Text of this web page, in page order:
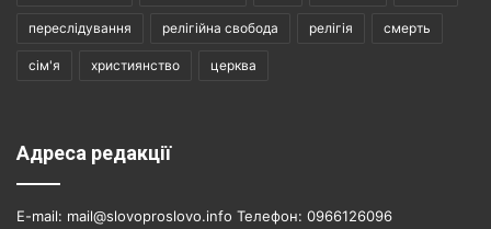
переслідування релігійна свобода релігія смерть
сім'я християнство церква
Адреса редакції
E-mail: mail@slovoproslovo.info Телефон: 0966126096